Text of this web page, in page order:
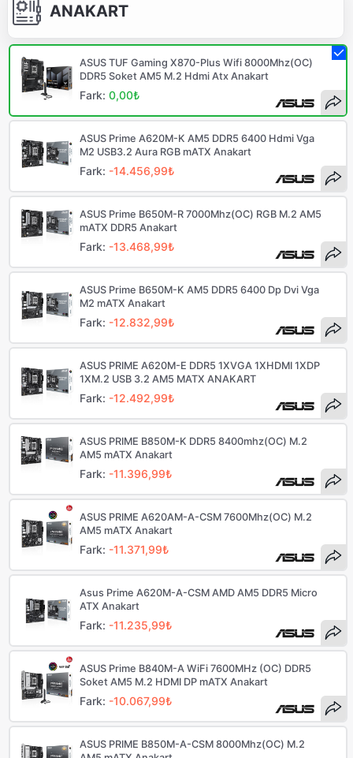
ANAKART
ASUS TUF Gaming X870-Plus Wifi 8000Mhz(OC)
DDR5 Soket AM5 M.2 Hdmi Atx Anakart
Fark:0,00₺
ASUS Prime A620M-K AM5 DDR5 6400 Hdmi Vga
M2 USB3.2 Aura RGB mATX Anakart
Fark: -14.456,99₺
ASUS Prime B650M-R 7000Mhz(OC) RGB M.2 AM5
mATX DDR5 Anakart
Fark: -13.468,99₺
ASUS Prime B650M-K AM5 DDR5 6400 Dp Dvi Vga
M2 mATX Anakart
Fark: -12.832,99₺
ASUS PRIME A620M-E DDR5 1XVGA 1XHDMI 1XDP
1XM.2 USB 3.2 AM5 MATX ANAKART
Fark: -12.492,99₺
ASUS PRIME B850M-K DDR5 8400mhz(OC) M.2
AM5 mATX Anakart
Fark: -11.396,99₺
ASUS PRIME A620AM-A-CSM 7600Mhz(OC) M.2
AM5 mATX Anakart
Fark: -11.371,99₺
Asus Prime A620M-A-CSM AMD AM5 DDR5 Micro
ATX Anakart
Fark: -11.235,99₺
ASUS Prime B840M-A WiFi 7600MHz (OC) DDR5
Soket AM5 M.2 HDMI DP mATX Anakart
Fark: -10.067,99₺
ASUS PRIME B850M-A-CSM 8000Mhz(OC) M.2